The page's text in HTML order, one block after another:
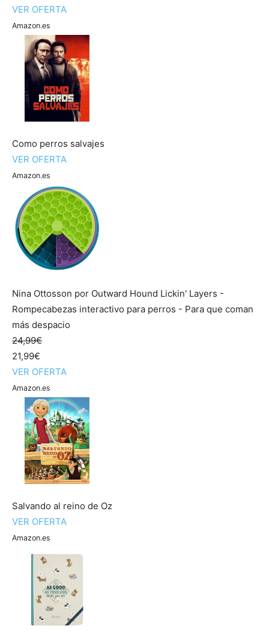
VER OFERTA
Amazon.es
Como perros salvajes
VER OFERTA
Amazon.es
Nina Ottosson por Outward Hound Lickin' Layers -
Rompecabezas interactivo para perros - Para que coman
más despacio
24,99€
21,99€
VER OFERTA
Amazon.es
Salvando al reino de Oz
VER OFERTA
Amazon.es